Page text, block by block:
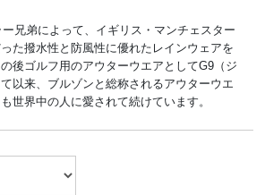
兄弟によって、イギリス・マンチェスター
た撥水性と防風性に優れたレインウェアを
後ゴルフ用のアウターウエアとしてG9（ジ
以来、ブルゾンと総称されるアウターウエ
世界中の人に愛されて続けています。